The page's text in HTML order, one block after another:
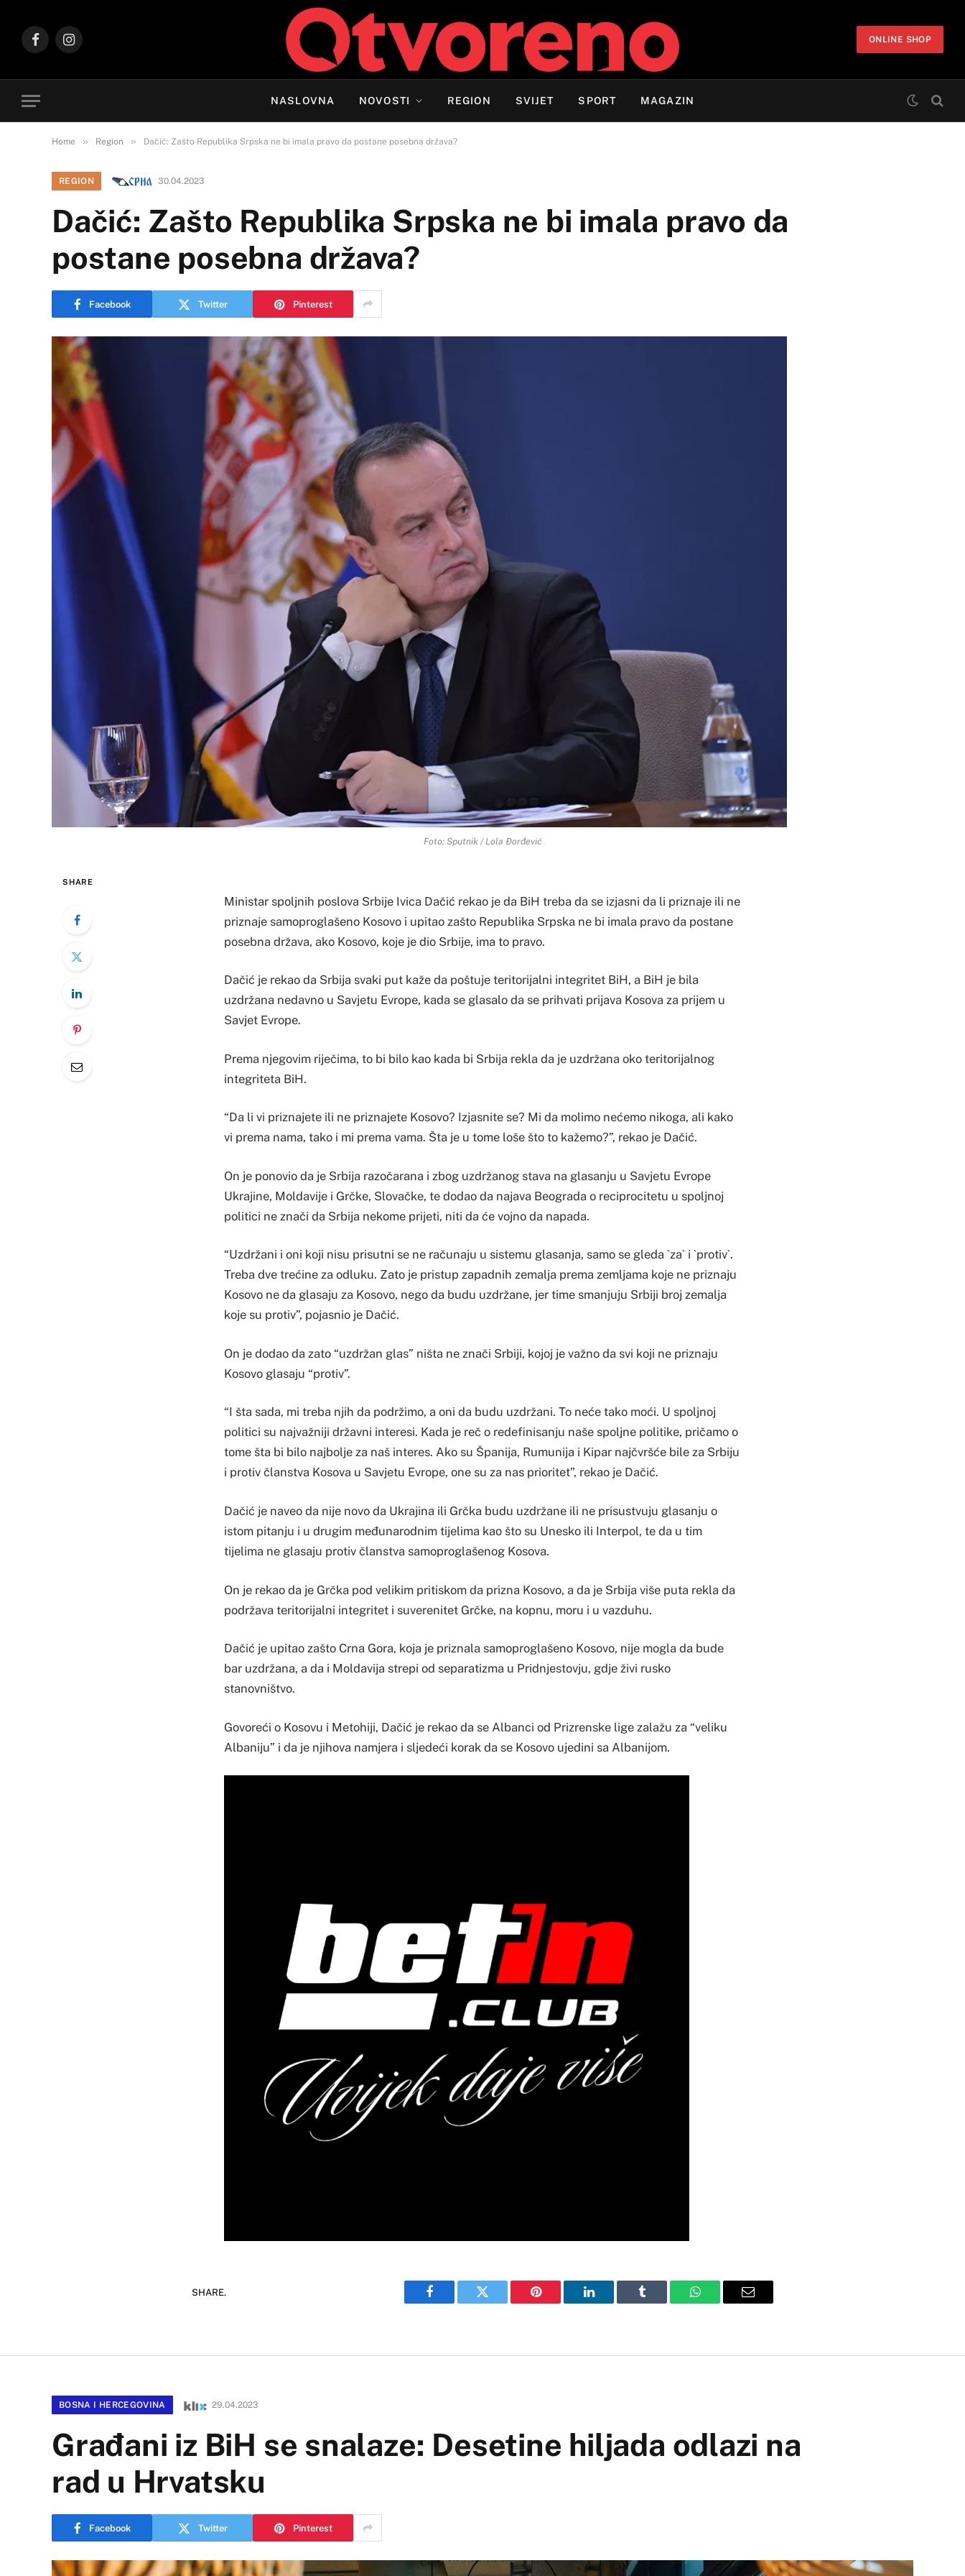
FacebookInstagram
ONLINE SHOP
NASLOVNA NOVOSTI REGION SVIJET SPORT MAGAZIN
Home » Region » Dačić: Zašto Republika Srpska ne bi imala pravo da postane posebna država?
REGION 30.04.2023
Dačić: Zašto Republika Srpska ne bi imala pravo da
postane posebna država?
Facebook Twitter Pinterest
Foto: Sputnik / Lola Đorđević
SHARE
Ministar spoljnih poslova Srbije Ivica Dačić rekao je da BiH treba da se izjasni da li priznaje ili ne
priznaje samoproglašeno Kosovo i upitao zašto Republika Srpska ne bi imala pravo da postane
posebna država, ako Kosovo, koje je dio Srbije, ima to pravo.
Dačić je rekao da Srbija svaki put kaže da poštuje teritorijalni integritet BiH, a BiH je bila
uzdržana nedavno u Savjetu Evrope, kada se glasalo da se prihvati prijava Kosova za prijem u
Savjet Evrope.
Prema njegovim riječima, to bi bilo kao kada bi Srbija rekla da je uzdržana oko teritorijalnog
integriteta BiH.
“Da li vi priznajete ili ne priznajete Kosovo? Izjasnite se? Mi da molimo nećemo nikoga, ali kako
vi prema nama, tako i mi prema vama. Šta je u tome loše što to kažemo?”, rekao je Dačić.
On je ponovio da je Srbija razočarana i zbog uzdržanog stava na glasanju u Savjetu Evrope
Ukrajine, Moldavije i Grčke, Slovačke, te dodao da najava Beograda o reciprocitetu u spoljnoj
politici ne znači da Srbija nekome prijeti, niti da će vojno da napada.
“Uzdržani i oni koji nisu prisutni se ne računaju u sistemu glasanja, samo se gleda `za` i `protiv`.
Treba dve trećine za odluku. Zato je pristup zapadnih zemalja prema zemljama koje ne priznaju
Kosovo ne da glasaju za Kosovo, nego da budu uzdržane, jer time smanjuju Srbiji broj zemalja
koje su protiv”, pojasnio je Dačić.
On je dodao da zato “uzdržan glas” ništa ne znači Srbiji, kojoj je važno da svi koji ne priznaju
Kosovo glasaju “protiv”.
“I šta sada, mi treba njih da podržimo, a oni da budu uzdržani. To neće tako moći. U spoljnoj
politici su najvažniji državni interesi. Kada je reč o redefinisanju naše spoljne politike, pričamo o
tome šta bi bilo najbolje za naš interes. Ako su Španija, Rumunija i Kipar najčvršće bile za Srbiju
i protiv članstva Kosova u Savjetu Evrope, one su za nas prioritet”, rekao je Dačić.
Dačić je naveo da nije novo da Ukrajina ili Grčka budu uzdržane ili ne prisustvuju glasanju o
istom pitanju i u drugim međunarodnim tijelima kao što su Unesko ili Interpol, te da u tim
tijelima ne glasaju protiv članstva samoproglašenog Kosova.
On je rekao da je Grčka pod velikim pritiskom da prizna Kosovo, a da je Srbija više puta rekla da
podržava teritorijalni integritet i suverenitet Grčke, na kopnu, moru i u vazduhu.
Dačić je upitao zašto Crna Gora, koja je priznala samoproglašeno Kosovo, nije mogla da bude
bar uzdržana, a da i Moldavija strepi od separatizma u Pridnjestovju, gdje živi rusko
stanovništvo.
Govoreći o Kosovu i Metohiji, Dačić je rekao da se Albanci od Prizrenske lige zalažu za “veliku
Albaniju” i da je njihova namjera i sljedeći korak da se Kosovo ujedini sa Albanijom.
SHARE.
Facebook Twitter Pinterest LinkedIn Tumblr WhatsAppEmail
BOSNA I HERCEGOVINA 29.04.2023
Građani iz BiH se snalaze: Desetine hiljada odlazi na
rad u Hrvatsku
Facebook Twitter Pinterest